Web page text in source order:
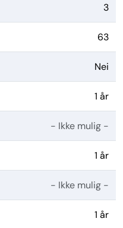
3
63
Nei
1 år
- Ikke mulig -
1 år
- Ikke mulig -
1 år